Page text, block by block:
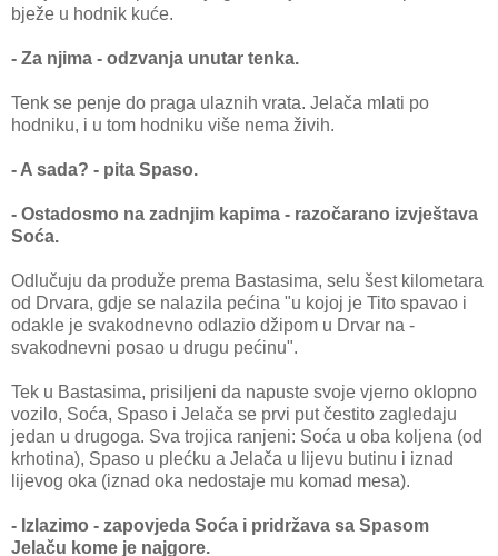
bježe u hodnik kuće.
- Za njima - odzvanja unutar tenka.
Tenk se penje do praga ulaznih vrata. Jelača mlati po
hodniku, i u tom hodniku više nema živih.
- A sada? - pita Spaso.
- Ostadosmo na zadnjim kapima - razočarano izvještava
Soća.
Odlučuju da produže prema Bastasima, selu šest kilometara
od Drvara, gdje se nalazila pećina "u kojoj je Tito spavao i
odakle je svakodnevno odlazio džipom u Drvar na -
svakodnevni posao u drugu pećinu".
Tek u Bastasima, prisiljeni da napuste svoje vjerno oklopno
vozilo, Soća, Spaso i Jelača se prvi put čestito zagledaju
jedan u drugoga. Sva trojica ranjeni: Soća u oba koljena (od
krhotina), Spaso u plećku a Jelača u lijevu butinu i iznad
lijevog oka (iznad oka nedostaje mu komad mesa).
- Izlazimo - zapovjeda Soća i pridržava sa Spasom
Jelaču kome je najgore.